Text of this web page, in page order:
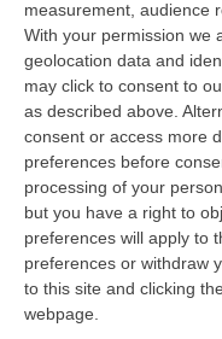
measurement, audience
With your permission we
geolocation data and
may click to consent to
as described above.
consent or access more
preferences before
processing of your
but you have a right to
preferences will apply to
preferences or withdraw
to this site and clicking
webpage.
Le forze di
Sbu, Sbs, Sso,
nella notte
territorio russo.
ilterminal
situato a circa
ucraino.
Volodymyr